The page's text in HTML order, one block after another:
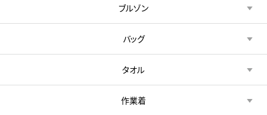
ブルゾン
バッグ
タオル
作業着